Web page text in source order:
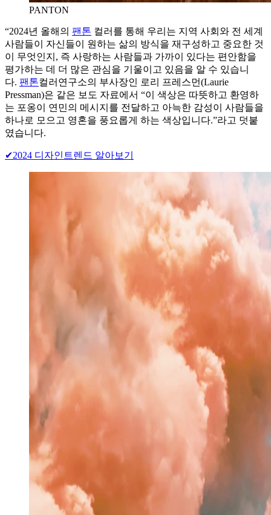
PANTON
“2024년 올해의 팬톤 컬러를 통해 우리는 지역 사회와 전 세계
사람들이 자신들이 원하는 삶의 방식을 재구성하고 중요한 것
이 무엇인지, 즉 사랑하는 사람들과 가까이 있다는 편안함을
평가하는 데 더 많은 관심을 기울이고 있음을 알 수 있습니
다. 팬톤컬러연구소의 부사장인 로리 프레스먼(Laurie
Pressman)은 같은 보도 자료에서 “이 색상은 따뜻하고 환영하
는 포옹이 연민의 메시지를 전달하고 아늑한 감성이 사람들을
하나로 모으고 영혼을 풍요롭게 하는 색상입니다.”라고 덧붙
였습니다.
✔2024 디자인트렌드 알아보기